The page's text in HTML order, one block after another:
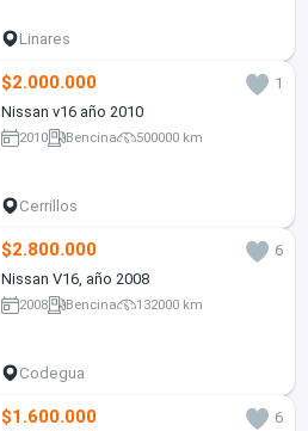
Linares
$2.000.000
1
Nissan v16 año 2010
2010 Bencina 500000 km
Cerrillos
$2.800.000
6
Nissan V16, año 2008
2008 Bencina 132000 km
Codegua
$1.600.000 6